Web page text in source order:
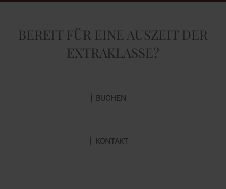
BEREIT FÜR EINE AUSZEIT DER
EXTRAKLASSE?
BUCHEN
KONTAKT